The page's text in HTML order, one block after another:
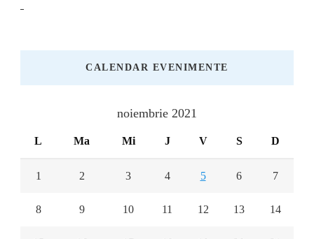
CALENDAR EVENIMENTE
noiembrie 2021
L Ma Mi J V S D
1 2 3 4 5 6 7
8 9 10 11 12 13 14